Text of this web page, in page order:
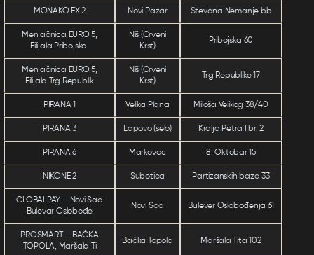
MONAKO EX 2 Novi Pazar Stevana Nemanje bb
Menjačnica EURO 5,
Filijala Pribojska
Niš (Crveni
Krst)
Pribojska 60
Menjačnica EURO 5,
Filijala Trg Republik
Niš (Crveni
Krst)
Trg Republike 17
PIRANA 1 Velika Plana Miloša Velikog 38/40
PIRANA 3 Lapovo (selo) Kralja Petra I br. 2
PIRANA 6 Markovac 8. Oktobar 15
NIKONE 2 Subotica Partizanskih baza 33
GLOBALPAY – Novi Sad
Bulevar Oslobođe
Novi Sad Bulever Oslobođenja 61
PROSMART – BAČKA
TOPOLA, Maršala Ti
Bačka Topola Maršala Tita 102